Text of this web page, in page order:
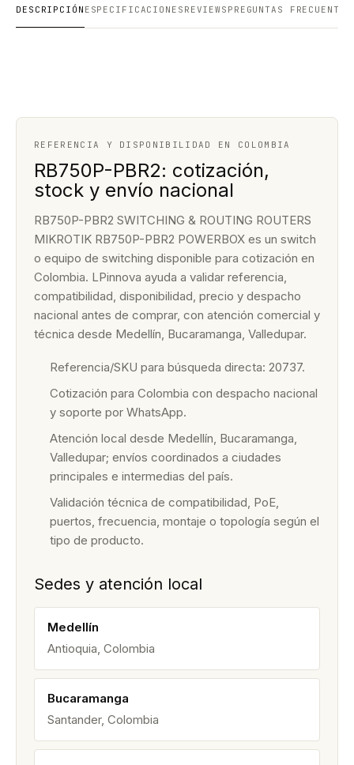
DESCRIPCIÓN ESPECIFICACIONES REVIEWS PREGUNTAS FRECUENTES
REFERENCIA Y DISPONIBILIDAD EN COLOMBIA
RB750P-PBR2: cotización,
stock y envío nacional
RB750P-PBR2 SWITCHING & ROUTING ROUTERS
MIKROTIK RB750P-PBR2 POWERBOX es un switch
o equipo de switching disponible para cotización en
Colombia. LPinnova ayuda a validar referencia,
compatibilidad, disponibilidad, precio y despacho
nacional antes de comprar, con atención comercial y
técnica desde Medellín, Bucaramanga, Valledupar.
Referencia/SKU para búsqueda directa: 20737.
Cotización para Colombia con despacho nacional
y soporte por WhatsApp.
Atención local desde Medellín, Bucaramanga,
Valledupar; envíos coordinados a ciudades
principales e intermedias del país.
Validación técnica de compatibilidad, PoE,
puertos, frecuencia, montaje o topología según el
tipo de producto.
Sedes y atención local
Medellín
Antioquia, Colombia
Bucaramanga
Santander, Colombia